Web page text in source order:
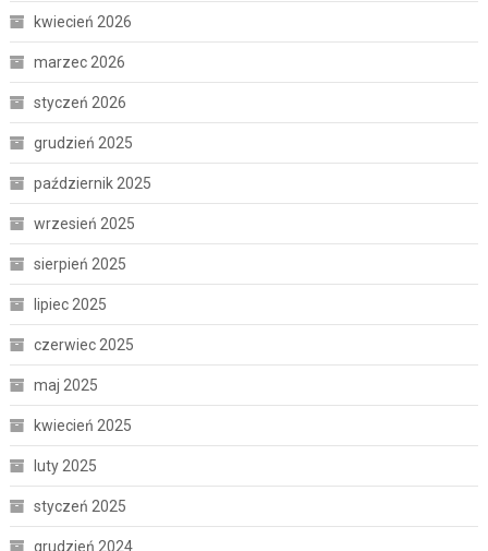
kwiecień 2026
marzec 2026
styczeń 2026
grudzień 2025
październik 2025
wrzesień 2025
sierpień 2025
lipiec 2025
czerwiec 2025
maj 2025
kwiecień 2025
luty 2025
styczeń 2025
grudzień 2024